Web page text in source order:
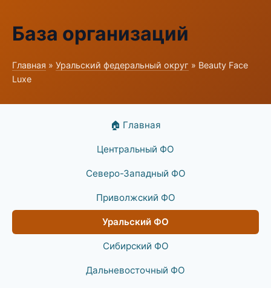
База организаций
Главная » Уральский федеральный округ » Beauty Face
Luxe
🏠 Главная
Центральный ФО
Северо-Западный ФО
Приволжский ФО
Уральский ФО
Сибирский ФО
Дальневосточный ФО